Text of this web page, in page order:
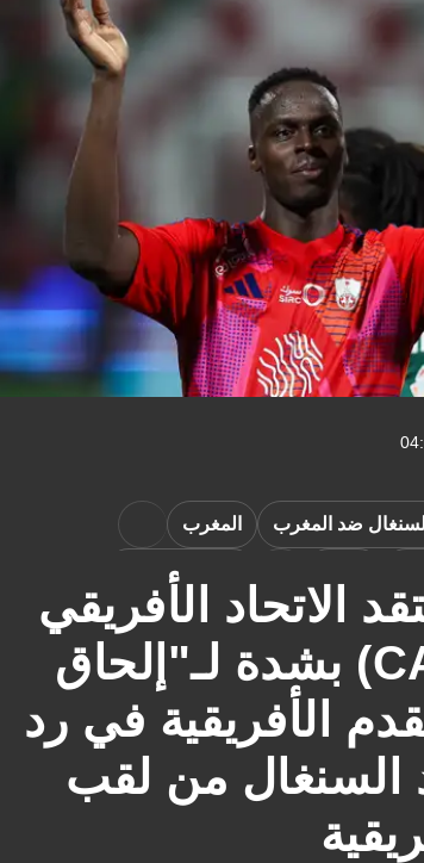
الاتحاد الأفريقي
لكرة القدم (CAF) بشدة لـ"إلحاق
الأفريقية في رد
السنغال من لقب
السنغال ضد المغرب المغرب
المباريات الودية